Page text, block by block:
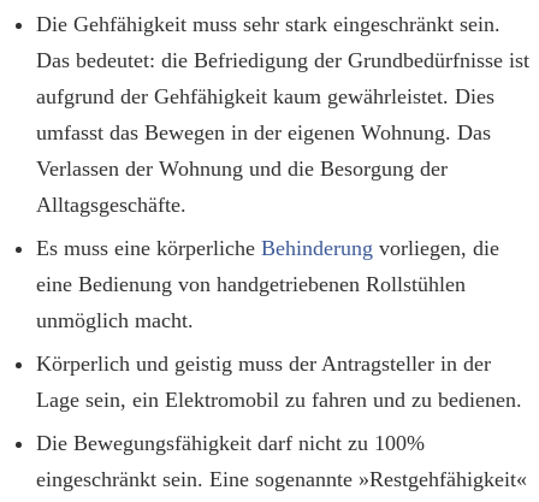
Die Gehfähigkeit muss sehr stark eingeschränkt sein.
Das bedeutet: die Befriedigung der Grundbedürfnisse ist
aufgrund der Gehfähigkeit kaum gewährleistet. Dies
umfasst das Bewegen in der eigenen Wohnung. Das
Verlassen der Wohnung und die Besorgung der
Alltagsgeschäfte.
Es muss eine körperliche Behinderung vorliegen, die
eine Bedienung von handgetriebenen Rollstühlen
unmöglich macht.
Körperlich und geistig muss der Antragsteller in der
Lage sein, ein Elektromobil zu fahren und zu bedienen.
Die Bewegungsfähigkeit darf nicht zu 100%
eingeschränkt sein. Eine sogenannte »Restgehfähigkeit«